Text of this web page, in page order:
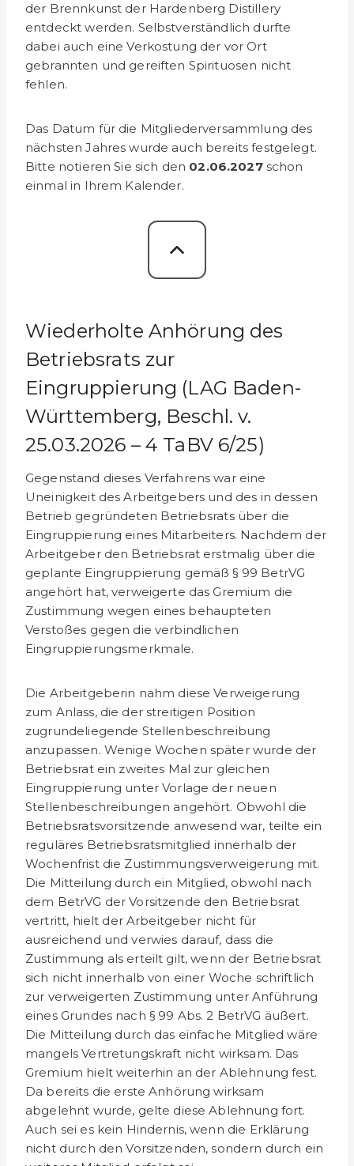
der Brennkunst der Hardenberg Distillery
entdeckt werden. Selbstverständlich durfte
dabei auch eine Verkostung der vor Ort
gebrannten und gereiften Spirituosen nicht
fehlen.
Das Datum für die Mitgliederversammlung des
nächsten Jahres wurde auch bereits festgelegt.
Bitte notieren Sie sich den 02.06.2027schon
einmal in Ihrem Kalender.
Wiederholte Anhörung des
Betriebsrats zur
Eingruppierung (LAG Baden-
Württemberg, Beschl. v.
25.03.2026 – 4 TaBV 6/25)
Gegenstand dieses Verfahrens war eine
Uneinigkeit des Arbeitgebers und des in dessen
Betrieb gegründeten Betriebsrats über die
Eingruppierung eines Mitarbeiters. Nachdem der
Arbeitgeber den Betriebsrat erstmalig über die
geplante Eingruppierung gemäß § 99 BetrVG
angehört hat, verweigerte das Gremium die
Zustimmung wegen eines behaupteten
Verstoßes gegen die verbindlichen
Eingruppierungsmerkmale.
Die Arbeitgeberin nahm diese Verweigerung
zum Anlass, die der streitigen Position
zugrundeliegende Stellenbeschreibung
anzupassen. Wenige Wochen später wurde der
Betriebsrat ein zweites Mal zur gleichen
Eingruppierung unter Vorlage der neuen
Stellenbeschreibungen angehört. Obwohl die
Betriebs­ratsvorsitzende anwesend war, teilte ein
reguläres Betriebsrats­mitglied innerhalb der
Wochenfrist die Zustimmungsverweige­rung mit.
Die Mitteilung durch ein Mitglied, obwohl nach
dem BetrVG der Vorsitzende den Betriebsrat
vertritt, hielt der Arbeitgeber nicht für
ausreichend und verwies darauf, dass die
Zustimmung als erteilt gilt, wenn der Betriebsrat
sich nicht in­nerhalb von einer Woche schriftlich
zur verweigerten Zustim­mung unter Anführung
eines Grundes nach § 99 Abs. 2 BetrVG äußert.
Die Mitteilung durch das einfache Mitglied wäre
mangels Vertretungskraft nicht wirksam. Das
Gremium hielt weiterhin an der Ablehnung fest.
Da bereits die erste Anhörung wirksam
abgelehnt wurde, gelte diese Ablehnung fort.
Auch sei es kein Hindernis, wenn die Erklärung
nicht durch den Vorsitzenden, sondern durch ein